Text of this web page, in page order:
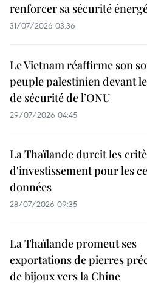
renforcer sa sécurité
31/07/2026 03:36
Le Vietnam réaffirme son
peuple palestinien devant
de sécurité de l’ONU
29/07/2026 04:45
La Thaïlande durcit les
d'investissement pour les
données
28/07/2026 09:35
La Thaïlande promeut ses
exportations de pierres
de bijoux vers la Chine